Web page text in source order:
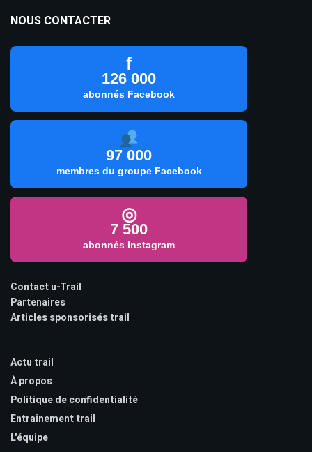
NOUS CONTACTER
f
126 000
abonnés Facebook
97 000
membres du groupe Facebook
◎
7 500
abonnés Instagram
Contact u-Trail
Partenaires
Articles sponsorisés trail
Actu trail
À propos
Politique de confidentialité
Entrainement trail
L'équipe